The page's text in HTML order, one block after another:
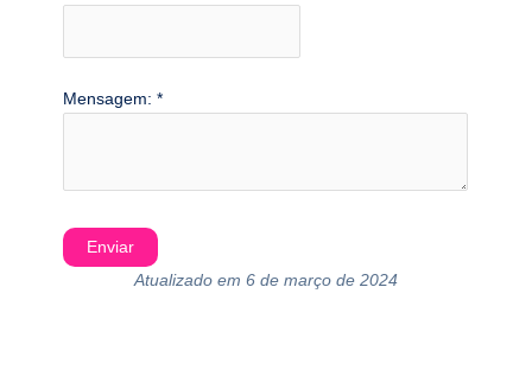
Mensagem:*
Atualizado em 6 de março de 2024